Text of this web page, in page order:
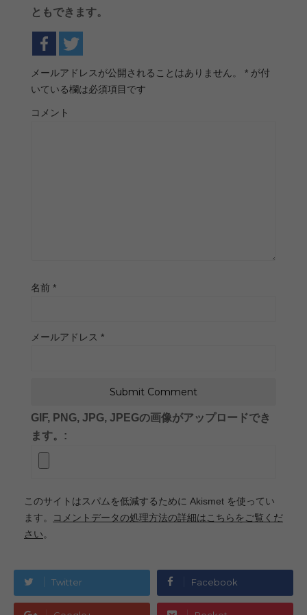
ともできます。
メールアドレスが公開されることはありません。 * が付
いている欄は必須項目です
コメント
名前 *
メールアドレス *
GIF, PNG, JPG, JPEGの画像がアップロードでき
ます。:
このサイトはスパムを低減するために Akismet を使ってい
ます。
コメントデータの処理方法の詳細はこちらをご覧くだ
さい。
Twitter Facebook